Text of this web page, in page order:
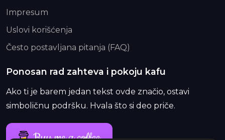
Impresum
Uslovi korišćenja
Često postavljana pitanja (FAQ)
Ponosan rad zahteva i pokoju kafu
Ako ti je barem jedan tekst ovde značio, ostavi
simboličnu podršku. Hvala što si deo priče.